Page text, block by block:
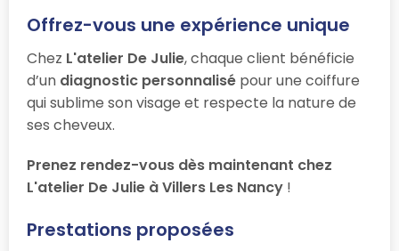
Offrez-vous une expérience unique
Chez L'atelier De Julie, chaque client bénéficie
d’un diagnostic personnalisé pour une coiffure
qui sublime son visage et respecte la nature de
ses cheveux.
Prenez rendez-vous dès maintenant chez
L'atelier De Julie à Villers Les Nancy !
Prestations proposées